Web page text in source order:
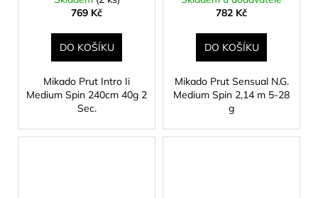
769 Kč
DO KOŠÍKU
Mikado Prut Intro Ii
Medium Spin 240cm 40g 2
Sec.
782 Kč
DO KOŠÍKU
Mikado Prut Sensual N.G.
Medium Spin 2,14 m 5-28
g